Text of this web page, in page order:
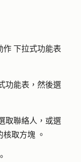
作 下拉式功能表
功能表，然後選
取聯絡人 ，或選
核取方塊 。